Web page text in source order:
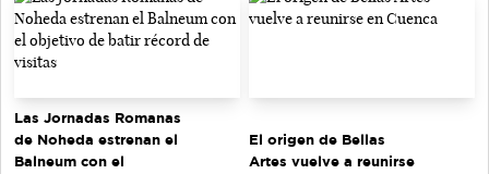
Las Jornadas Romanas
de Noheda estrenan el
Balneum con el
El origen de Bellas
Artes vuelve a reunirse